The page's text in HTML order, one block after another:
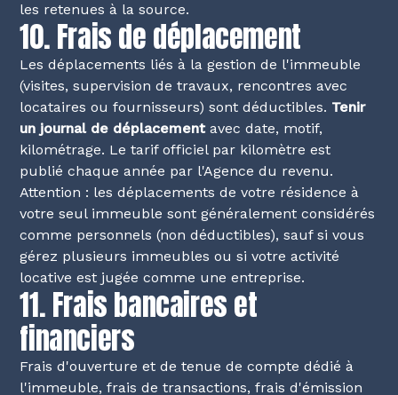
les retenues à la source.
10. Frais de déplacement
Les déplacements liés à la gestion de l'immeuble
(visites, supervision de travaux, rencontres avec
locataires ou fournisseurs) sont déductibles. Tenir
un journal de déplacementavec date, motif,
kilométrage. Le tarif officiel par kilomètre est
publié chaque année par l'Agence du revenu.
Attention : les déplacements de votre résidence à
votre seul immeuble sont généralement considérés
comme personnels (non déductibles), sauf si vous
gérez plusieurs immeubles ou si votre activité
locative est jugée comme une entreprise.
11. Frais bancaires et
financiers
Frais d'ouverture et de tenue de compte dédié à
l'immeuble, frais de transactions, frais d'émission